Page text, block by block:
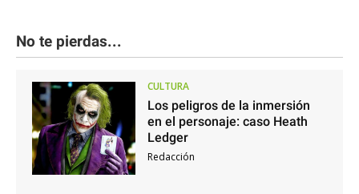
No te pierdas...
CULTURA
Los peligros de la inmersión
en el personaje: caso Heath
Ledger
Redacción